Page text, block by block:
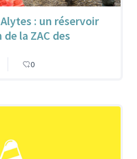
: un réservoir
la ZAC des
0